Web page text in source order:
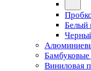
Белый
Бамбуковые
Виниловая